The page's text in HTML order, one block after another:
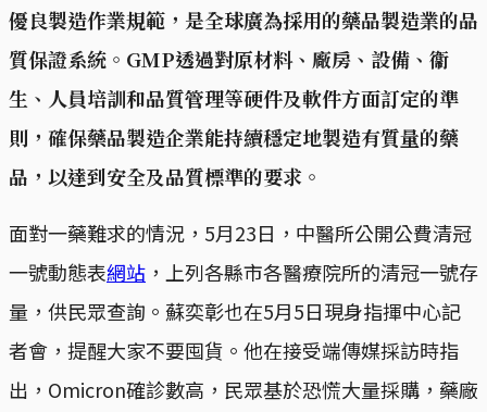
優良製造作業規範，是全球廣為採用的藥品製造業的品
質保證系統。GMP透過對原材料、廠房、設備、衞
生、人員培訓和品質管理等硬件及軟件方面訂定的準
則，確保藥品製造企業能持續穩定地製造有質量的藥
品，以達到安全及品質標準的要求。
面對一藥難求的情況，5月23日，中醫所公開公費清冠
一號動態表網站 ，上列各縣市各醫療院所的清冠一號存
量，供民眾查詢。蘇奕彰也在5月5日現身指揮中心記
者會，提醒大家不要囤貨。他在接受端傳媒採訪時指
出，Omicron確診數高，民眾基於恐慌大量採購，藥廠